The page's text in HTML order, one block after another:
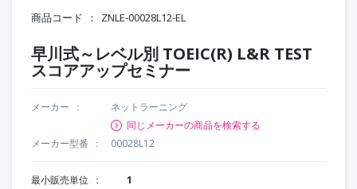
商品コード ZNLE-00028L12-EL
早川式～レベル別 TOEIC(R) L&R TEST
スコアアップセミナー
メーカー
ネットラーニング
同じメーカーの商品を検索する
メーカー型番
00028L12
最小販売単位 1